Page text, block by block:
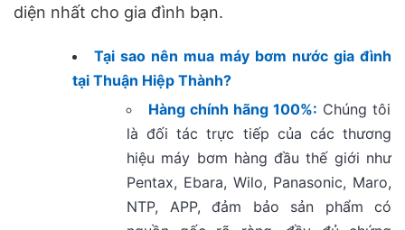
diện nhất cho gia đình bạn.
Tại sao nên mua máy bơm nước gia đình
tại Thuận Hiệp Thành?
Hàng chính hãng 100%: Chúng tôi
là đối tác trực tiếp của các thương
hiệu máy bơm hàng đầu thế giới như
Pentax, Ebara, Wilo, Panasonic, Maro,
NTP, APP, đảm bảo sản phẩm có